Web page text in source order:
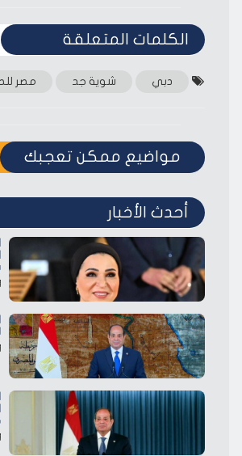
الكلمات المتعلقة‎
دبي شوية جد مصر
مواضيع ممكن تعجبك
أحدث الأخبار